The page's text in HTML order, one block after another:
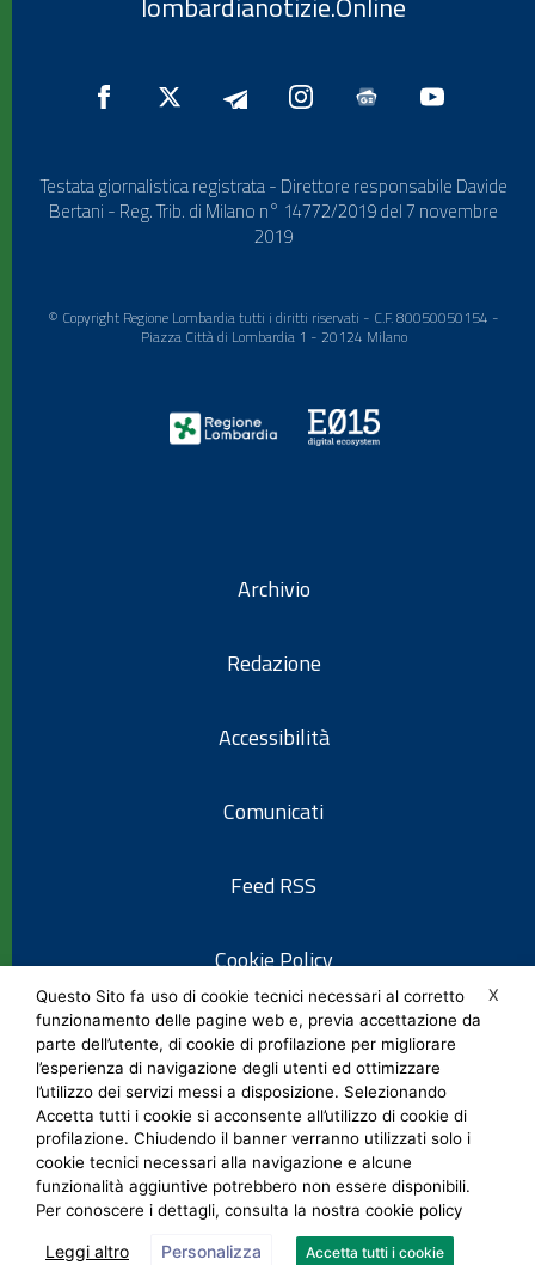
Testata giornalistica registrata - Direttore responsabile Davide
Bertani - Reg. Trib. di Milano n° 14772/2019 del 7 novembre
2019
© Copyright Regione Lombardia tutti i diritti riservati - C.F. 80050050154 -
Piazza Città di Lombardia 1 - 20124 Milano
Archivio
Redazione
Accessibilità
Comunicati
Feed RSS
Cookie Policy
Informativa privacy
Note legali
Social Media Policy
X
Questo Sito fa uso di cookie tecnici necessari al corretto
funzionamento delle pagine web e, previa accettazione da
parte dell’utente, di cookie di profilazione per migliorare
l’esperienza di navigazione degli utenti ed ottimizzare
l’utilizzo dei servizi messi a disposizione. Selezionando
Accetta tutti i cookie si acconsente all’utilizzo di cookie di
profilazione. Chiudendo il banner verranno utilizzati solo i
cookie tecnici necessari alla navigazione e alcune
funzionalità aggiuntive potrebbero non essere disponibili.
Per conoscere i dettagli, consulta la nostra cookie policy
Leggi altro Personalizza Accetta tutti i cookie